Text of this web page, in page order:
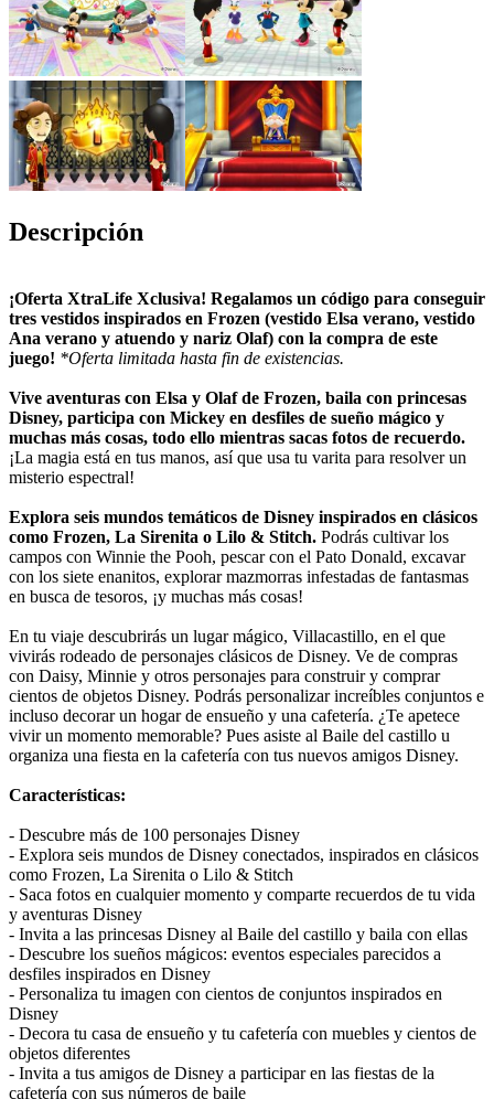
Descripción
¡Oferta XtraLife Xclusiva! Regalamos un código para conseguir
tres vestidos inspirados en Frozen (vestido Elsa verano, vestido
Ana verano y atuendo y nariz Olaf) con la compra de este
juego! *Oferta limitada hasta fin de existencias.
Vive aventuras con Elsa y Olaf de Frozen, baila con princesas
Disney, participa con Mickey en desfiles de sueño mágico y
muchas más cosas, todo ello mientras sacas fotos de recuerdo.
¡La magia está en tus manos, así que usa tu varita para resolver un
misterio espectral!
Explora seis mundos temáticos de Disney inspirados en clásicos
como Frozen, La Sirenita o Lilo & Stitch. Podrás cultivar los
campos con Winnie the Pooh, pescar con el Pato Donald, excavar
con los siete enanitos, explorar mazmorras infestadas de fantasmas
en busca de tesoros, ¡y muchas más cosas!
En tu viaje descubrirás un lugar mágico, Villacastillo, en el que
vivirás rodeado de personajes clásicos de Disney. Ve de compras
con Daisy, Minnie y otros personajes para construir y comprar
cientos de objetos Disney. Podrás personalizar increíbles conjuntos e
incluso decorar un hogar de ensueño y una cafetería. ¿Te apetece
vivir un momento memorable? Pues asiste al Baile del castillo u
organiza una fiesta en la cafetería con tus nuevos amigos Disney.
Características:
- Descubre más de 100 personajes Disney
- Explora seis mundos de Disney conectados, inspirados en clásicos
como Frozen, La Sirenita o Lilo & Stitch
- Saca fotos en cualquier momento y comparte recuerdos de tu vida
y aventuras Disney
- Invita a las princesas Disney al Baile del castillo y baila con ellas
- Descubre los sueños mágicos: eventos especiales parecidos a
desfiles inspirados en Disney
- Personaliza tu imagen con cientos de conjuntos inspirados en
Disney
- Decora tu casa de ensueño y tu cafetería con muebles y cientos de
objetos diferentes
- Invita a tus amigos de Disney a participar en las fiestas de la
cafetería con sus números de baile